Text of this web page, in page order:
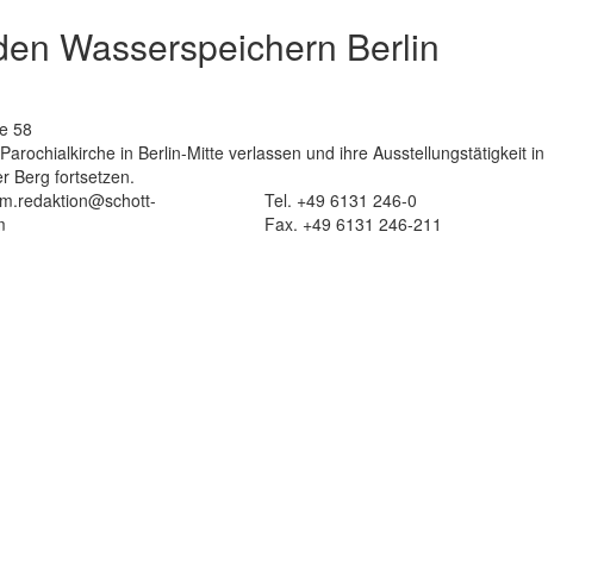
Wasserspeichern Berlin 
58
in Berlin-Mitte verlassen und ihre Ausstellungstätigkeit in
Berg fortsetzen.
Tel. +49 6131 246-0
Fax. +49 6131 246-211